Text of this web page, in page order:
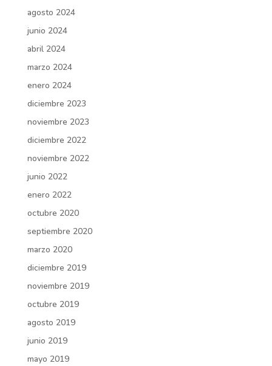
agosto 2024
junio 2024
abril 2024
marzo 2024
enero 2024
diciembre 2023
noviembre 2023
diciembre 2022
noviembre 2022
junio 2022
enero 2022
octubre 2020
septiembre 2020
marzo 2020
diciembre 2019
noviembre 2019
octubre 2019
agosto 2019
junio 2019
mayo 2019